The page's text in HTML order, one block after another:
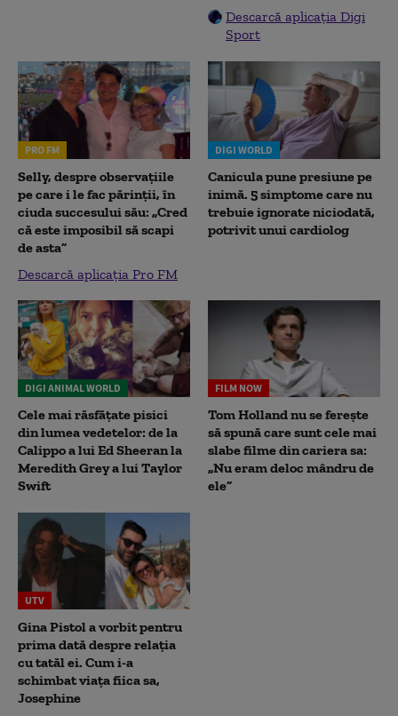
Descarcă aplicația Digi
Sport
PRO FM
Selly, despre observațiile
pe care i le fac părinții, în
ciuda succesului său: „Cred
că este imposibil să scapi
de asta”
Descarcă aplicația Pro FM
DIGI WORLD
Canicula pune presiune pe
inimă. 5 simptome care nu
trebuie ignorate niciodată,
potrivit unui cardiolog
DIGI ANIMAL WORLD
Cele mai răsfățate pisici
din lumea vedetelor: de la
Calippo a lui Ed Sheeran la
Meredith Grey a lui Taylor
Swift
FILM NOW
Tom Holland nu se ferește
să spună care sunt cele mai
slabe filme din cariera sa:
„Nu eram deloc mândru de
ele”
UTV
Gina Pistol a vorbit pentru
prima dată despre relația
cu tatăl ei. Cum i-a
schimbat viața fiica sa,
Josephine